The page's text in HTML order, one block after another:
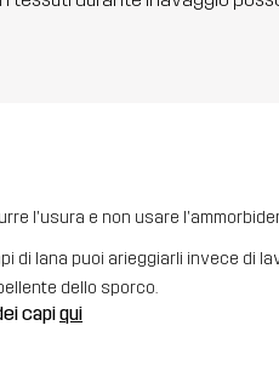
l'usura e non usare
di lana puoi arieggiarli invece di
dello sporco.
capiqui